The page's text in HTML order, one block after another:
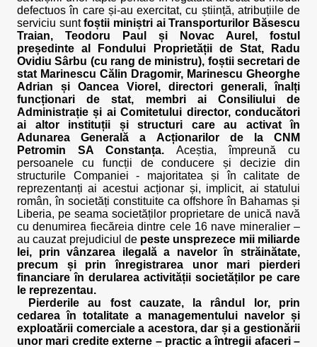
defectuos în care și-au exercitat, cu știință, atribuțiile de
serviciu suntfoștii miniștri ai Transporturilor Băsescu
Traian, Teodoru Paul și Novac Aurel, fostul
președinte al Fondului Proprietății de Stat, Radu
Ovidiu Sârbu (cu rang de ministru), foștii secretari de
stat Marinescu Călin Dragomir, Marinescu Gheorghe
Adrian și Oancea Viorel, directori generali, înalți
funcționari de stat, membri ai Consiliului de
Administrație și ai Comitetului director, conducători
ai altor instituții și structuri care au activat în
Adunarea Generală a Acționarilor de la CNM
Petromin SA Constanța. Aceștia, împreună cu
persoanele cu funcții de conducere și decizie din
structurile Companiei - majoritatea și în calitate de
reprezentanți ai acestui acționar și, implicit, ai statului
român, în societăți constituite ca offshore în Bahamas și
Liberia, pe seama societăților proprietare de unică navă
cu denumirea fiecăreia dintre cele 16 nave mineralier –
au cauzat prejudiciul de peste unsprezece mii miliarde
lei,
prin vânzarea ilegală a navelor în străinătate,
precum și prin înregistrarea unor mari pierderi
financiare în derularea activității societăților pe care
le reprezentau.
Pierderile au fost cauzate, la rândul lor, prin
cedarea în totalitate a managementului navelor și
exploatării comerciale a acestora, dar și a gestionării
unor mari credite externe – practic a întregii afaceri –